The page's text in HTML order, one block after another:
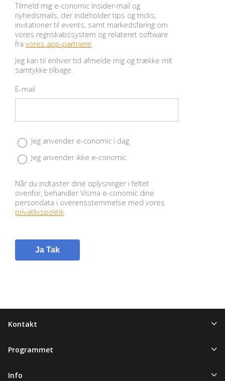
Tilmeld mig e-conomic Insider-mail og
nyhedsmails, der indeholder tips og tricks,
invitationer til events, samt markedsføring om
vores regnskabssystem og relateret software
fra vores app-partnere
Jeg kan til enhver tid afmelde mig og trække mit
samtykke tilbage.
E-mail
Jeg anvender e-conomic i dag
Jeg anvender ikke e-conomic
Når du indtaster dine oplysninger i feltet
ovenfor, behandler Visma e-conomic dine
persondata i overensstemmelse med vores
privatlivspolitik.
Kontakt
Programmet
Info